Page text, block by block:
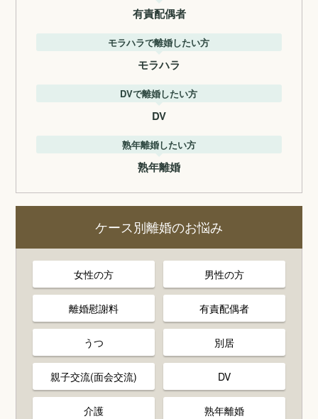
有責配偶者
モラハラで離婚したい方
モラハラ
DVで離婚したい方
DV
熟年離婚したい方
熟年離婚
ケース別離婚のお悩み
女性の方 男性の方
離婚慰謝料 有責配偶者
うつ 別居
親子交流(面会交流) DV
介護 熟年離婚